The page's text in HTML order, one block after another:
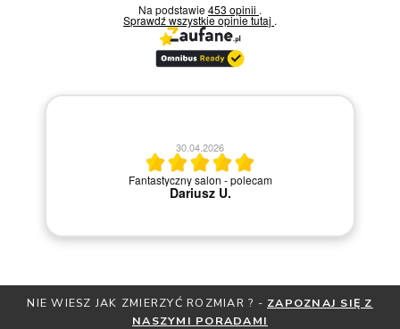
Na podstawie453 opinii .
Sprawdź wszystkie opinietutaj .
Szybka i sprawna obsługa.
NIE WIESZ JAK ZMIERZYĆ ROZMIAR ? - ZAPOZNAJ SIĘ Z
NASZYMI PORADAMI